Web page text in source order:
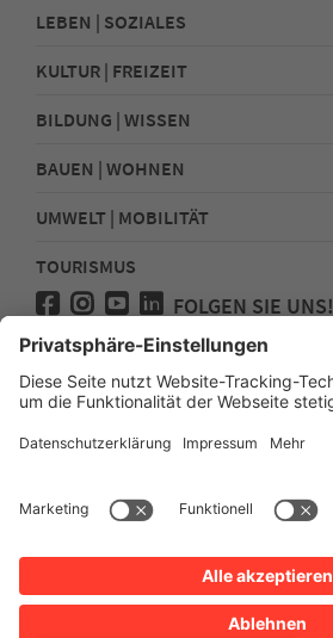
LEBEN | SOZIALES
KULTUR | FREIZEIT
BILDUNG | WISSEN
BAUEN | WOHNEN
UMWELT | MOBILITÄT
TOURISMUS
FOLGEN SIE UNS!
Presse
Kontakt
Impressum
Sitemap